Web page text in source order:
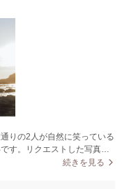
りの2人が自然に笑っている
す。リクエストした写真も
さんにとても感謝です。
続きを見る